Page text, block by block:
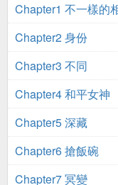
Chapter1 不一樣的
Chapter2 身份
Chapter3 不同
Chapter4 和平女神
Chapter5 深藏
Chapter6 搶飯碗
Chapter7 冥變